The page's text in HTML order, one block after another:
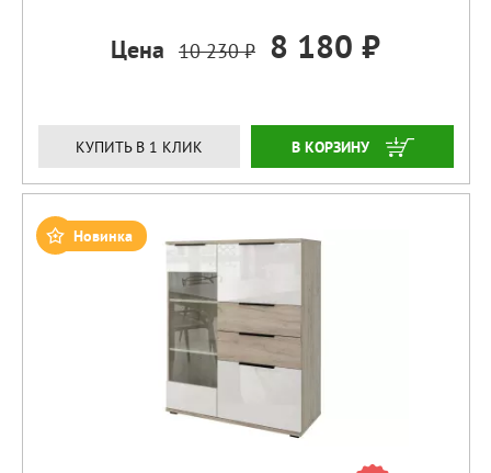
Цена 10 230 ₽ 8 180 ₽
КУПИТЬ В 1 КЛИК ЗАКАЗАТЬ
Новинка